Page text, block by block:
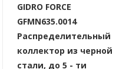
GIDRO FORCE
GFMN635.0014
Распределительный
коллектор из черной
стали, до 5 - ти